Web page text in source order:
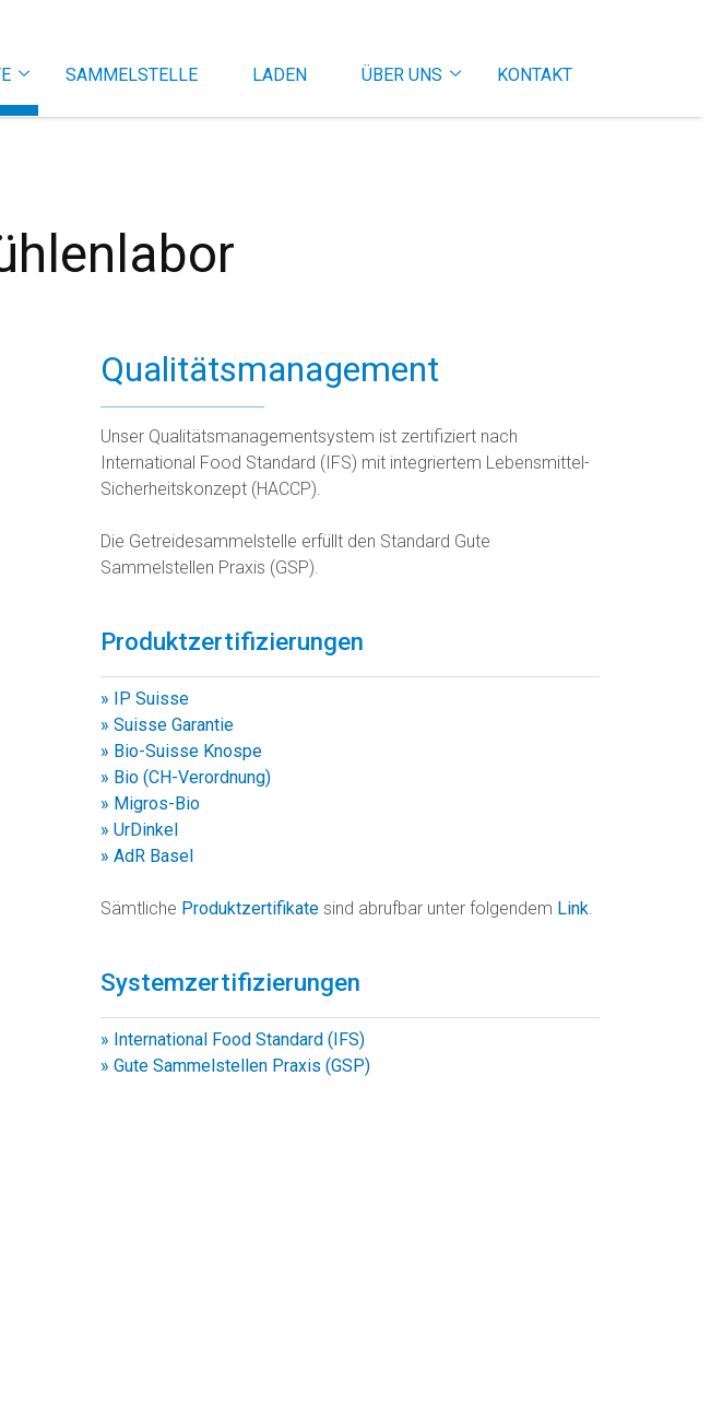
SAMMELSTELLE LADEN ÜBER UNS KONTAKT
Qualitätsmanagement
Unser Qualitätsmanagementsystem ist zertifiziert nach
International Food Standard (IFS) mit integriertem Lebensmittel-
Sicherheitskonzept (HACCP).
Die Getreidesammelstelle erfüllt den Standard Gute
Sammelstellen Praxis (GSP).
Produktzertifizierungen
» IP Suisse
» Suisse Garantie
» Bio-Suisse Knospe
» Bio (CH-Verordnung)
» Migros-Bio
» UrDinkel
» AdR Basel
Sämtliche Produktzertifikatesind abrufbar unter folgendem Link
Systemzertifizierungen
» International Food Standard (IFS)
» Gute Sammelstellen Praxis (GSP)